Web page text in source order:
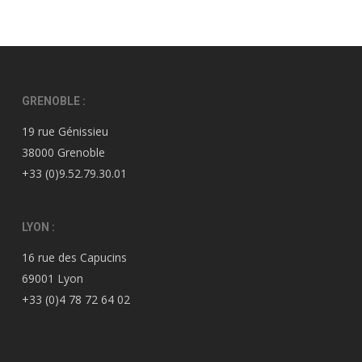
GRENOBLE :
19 rue Génissieu
38000 Grenoble
+33 (0)9.52.79.30.01
LYON :
16 rue des Capucins
69001 Lyon
+33 (0)4 78 72 64 02